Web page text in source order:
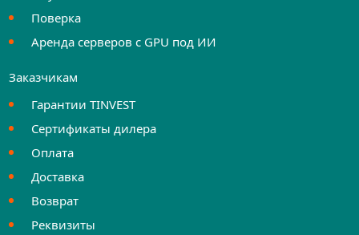
Поверка
Аренда серверов с GPU под ИИ
Заказчикам
Гарантии TINVEST
Сертификаты дилера
Оплата
Доставка
Возврат
Реквизиты